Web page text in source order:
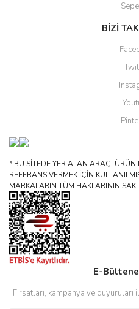
BİZİ
* BU SİTEDE YER ALAN ARAÇ, ÜRÜN
REFERANS VERMEK İÇİN
MARKALARIN TÜM HAKLARININ
E-
Fırsatları, kampanya ve